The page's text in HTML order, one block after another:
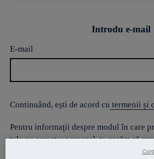
Introdu e-mail
E-mail
Continuând, ești de acord cu termenii și
Pentru informaţii despre modul în care
tale cu caracter personal, te rugăm să